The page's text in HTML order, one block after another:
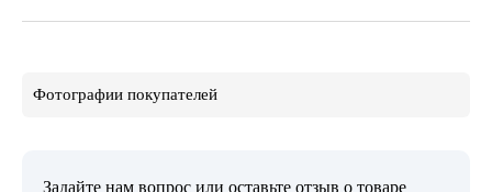
Фотографии покупателей
Задайте нам вопрос или оставьте отзыв о товаре